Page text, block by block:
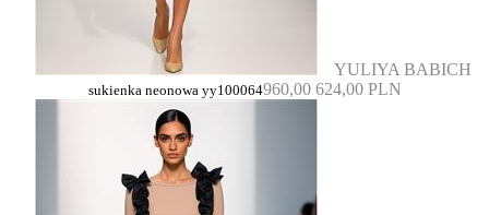
YULIYA BABICH
sukienka neonowa yy100064960,00 624,00 PLN